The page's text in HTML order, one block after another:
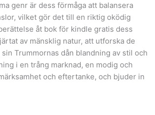
genr är dess förmåga att balansera
vilket gör det till en riktig oködig
åt bok för kindle gratis dess
av mänsklig natur, att utforska de
Trummornas dån blandning av stil och
i en trång marknad, en modig och
och eftertanke, och bjuder in